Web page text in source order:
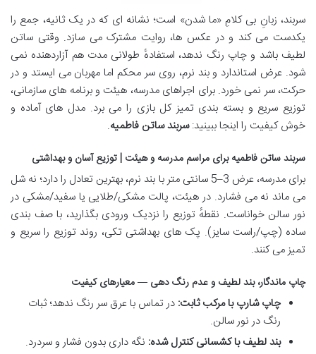
سربند، زبانِ بی کلامِ «ما شدن» است؛ نشانه ای که در یک ثانیه، جمع را
یکدست می کند و در عکس ها، روایت مشترک می سازد. وقتی ساتن
لطیف باشد و چاپ رنگ ندهد، استفادهٔ طولانی مدت هم آزاردهنده نمی
شود. عرض استاندارد و بند نرم، روی سر محکم اما مهربان می ایستد و در
حرکت، سر نمی خورد. برای اجراهای مدرسه، هیئت و برنامه های سازمانی،
توزیع سریع و بسته بندی تمیز کل بازی را می برد. مدل های آماده و
خوش کیفیت را اینجا ببینید:سربند ساتن فاطمیه.
سربند ساتن فاطمیه برای مراسم مدرسه و هیئت | توزیع آسان و بهداشتی
برای مدرسه، عرض 3–5 سانتی متر با بند نرم، بهترین تعادل را دارد؛ نه شل
می ماند نه می فشارد. در هیئت، پالت مشکی/طلایی یا سفید/مشکی در
نور سالن خواناست. نقطهٔ توزیع را نزدیک ورودی بگذارید، با صف بندی
ساده (چپ/راست سایز). پک های بهداشتی تکی، روند توزیع را سریع و
تمیز می کنند.
چاپ ماندگار، بند لطیف و عدم رنگ دهی — معیارهای کیفیت
چاپ شارپ با مرکب ثابت: در تماس با عرق سر رنگ ندهد؛ ثبات
رنگ در نور سالن.
بند لطیف با کشسانی کنترل شده: نگه داری بدون فشار و سردرد.